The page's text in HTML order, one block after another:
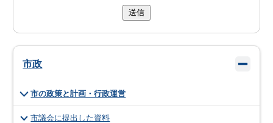
送信
市政
市の政策と計画・行政運営
市議会に提出した資料